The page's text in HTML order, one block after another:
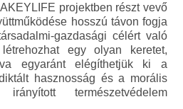
projektben részt vevő
hosszú távon fogja
gazdasági célért való
egy olyan keretet,
egyaránt elégíthetjük ki a
hasznosság és a morális
természetvédelem